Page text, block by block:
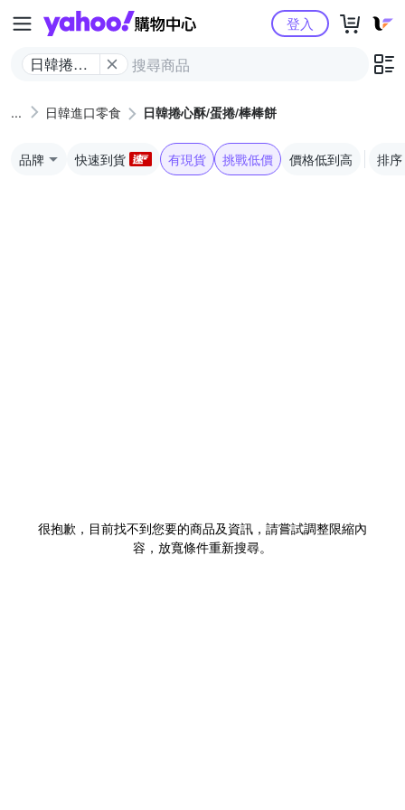
Yahoo購物中心
日韓捲心
棒餅
登入
日韓進口零食 日韓捲心酥/蛋捲/棒棒餅
品牌 快速到貨 有現貨 挑戰低價 價格低到高 排序
很抱歉，目前找不到您要的商品及資訊，請嘗試調整限縮內
容，放寬條件重新搜尋。